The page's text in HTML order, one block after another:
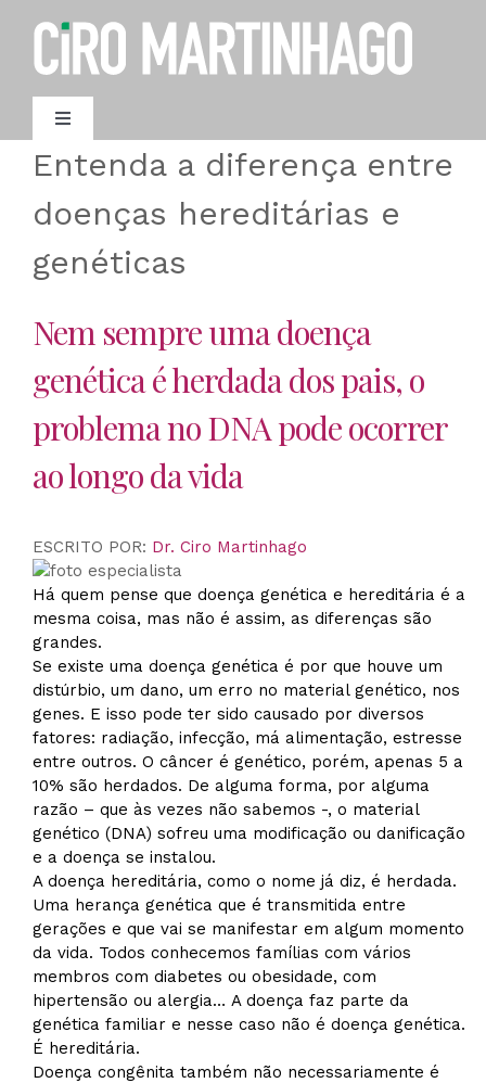
para
Toggle
AGENDAMENTO
Entenda a diferença entre
doenças hereditárias e
genéticas
Nem sempre uma doença
genética é herdada dos pais, o
problema no DNA pode ocorrer
ao longo da vida
ESCRITO POR: Dr. Ciro Martinhago
Há quem pense que doença genética e hereditária é a
mesma coisa, mas não é assim, as diferenças são
grandes.
Se existe uma doença genética é por que houve um
distúrbio, um dano, um erro no material genético, nos
genes. E isso pode ter sido causado por diversos
fatores: radiação, infecção, má alimentação, estresse
entre outros. O câncer é genético, porém, apenas 5 a
10% são herdados. De alguma forma, por alguma
razão – que às vezes não sabemos -, o material
genético (DNA) sofreu uma modificação ou danificação
e a doença se instalou.
A doença hereditária, como o nome já diz, é herdada.
Uma herança genética que é transmitida entre
gerações e que vai se manifestar em algum momento
da vida. Todos conhecemos famílias com vários
membros com diabetes ou obesidade, com
hipertensão ou alergia… A doença faz parte da
genética familiar e nesse caso não é doença genética.
É hereditária.
Doença congênita também não necessariamente é